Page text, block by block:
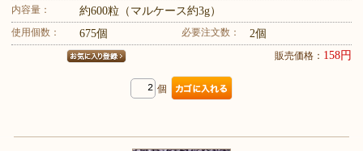
内容量： 約600粒（マルケース約3g）
使用個数： 675個 必要注文数： 2個
販売価格： 158円
個